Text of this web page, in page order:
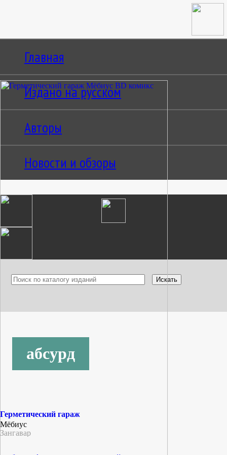
Главная
Издано на русском
Авторы
Новости и обзоры
абсурд
Герметический гараж
Мёбиус
Зангавар